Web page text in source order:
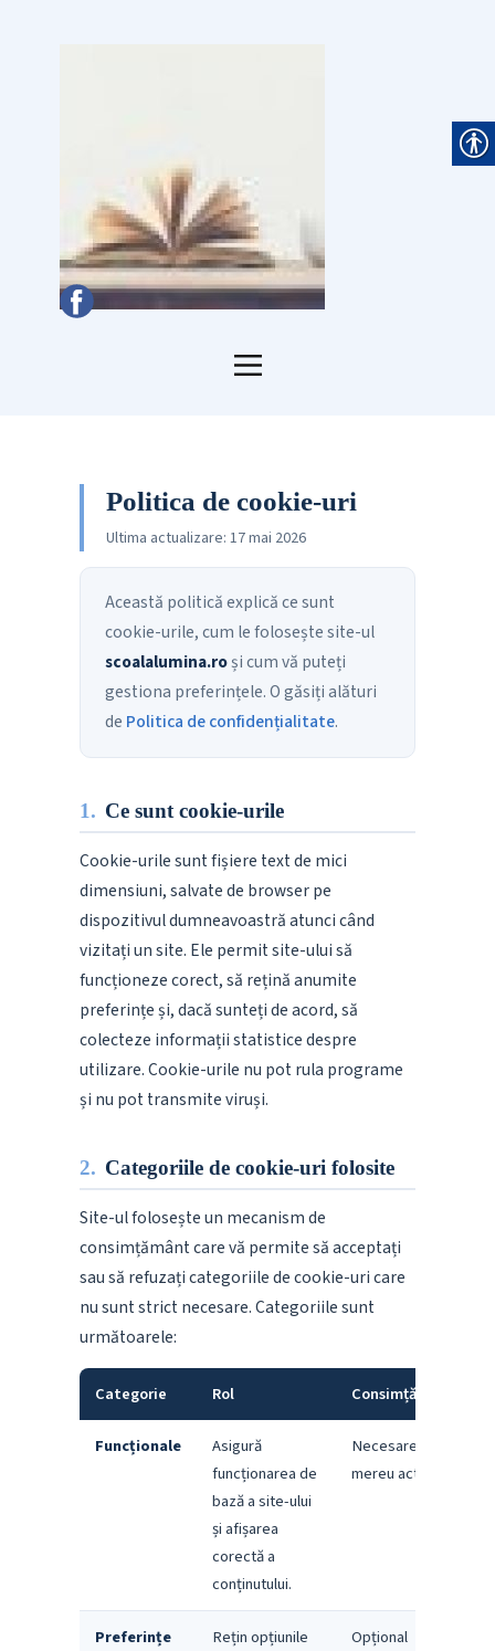
Politica de cookie-uri
Ultima actualizare: 17 mai 2026
Această politică explică ce sunt
cookie-urile, cum le folosește site-ul
scoalalumina.roși cum vă puteți
gestiona preferințele. O găsiți alături
de Politica de confidențialitate.
1. Ce sunt cookie-urile
Cookie-urile sunt fișiere text de mici
dimensiuni, salvate de browser pe
dispozitivul dumneavoastră atunci când
vizitați un site. Ele permit site-ului să
funcționeze corect, să rețină anumite
preferințe și, dacă sunteți de acord, să
colecteze informații statistice despre
utilizare. Cookie-urile nu pot rula programe
și nu pot transmite viruși.
2. Categoriile de cookie-uri folosite
Site-ul folosește un mecanism de
consimțământ care vă permite să acceptați
sau să refuzați categoriile de cookie-uri care
nu sunt strict necesare. Categoriile sunt
următoarele:
Categorie Rol Consimțământ
Funcționale
Asigură
funcționarea de
bază a site-ului
și afișarea
corectă a
conținutului.
Necesare –
mereu active
Preferințe
Rețin opțiunile
Opțional